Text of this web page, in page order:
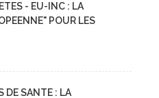
- EU-INC : LA
POUR LES
DE SANTE : LA